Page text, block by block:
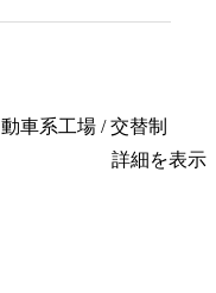
車系工場 / 交替制
詳細を表示